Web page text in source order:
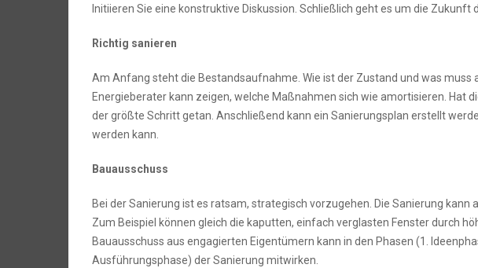
Initiieren Sie eine konstruktive Diskussion. Schließlich geht es um die Zukunft
Richtig sanieren
Am Anfang steht die Bestandsaufnahme. Wie ist der Zustand und was muss
Energieberater kann zeigen, welche Maßnahmen sich wie amortisieren. Hat
der größte Schritt getan. Anschließend kann ein Sanierungsplan erstellt
werden kann.
Bauausschuss
Bei der Sanierung ist es ratsam, strategisch vorzugehen. Die Sanierung
Zum Beispiel können gleich die kaputten, einfach verglasten Fenster durch
Bauausschuss aus engagierten Eigentümern kann in den Phasen (1.
Ausführungsphase) der Sanierung mitwirken.